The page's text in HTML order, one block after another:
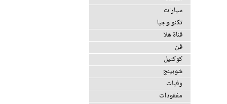
سيارات
تكنولوجيا
قناة هلا
فن
كوكتيل
شوبينج
وفيات
مفقودات